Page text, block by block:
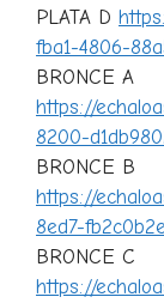
PLATA D
fba1-4806-
BRONCE A
https://
8200-
BRONCE B
https://
8ed7-
BRONCE C
https://